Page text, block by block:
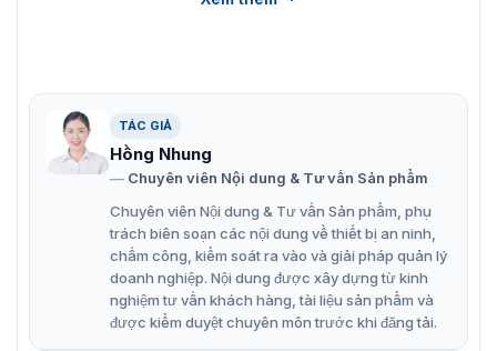
Xem ngay 6 tính năng công nghệ hiện đại được nhà sãn
xuất Bisen tích hợp vào sản phẩm BS-BZ09:
Công nghệ cảm biến thông minh: tự động phát hiện
người và mở cửa, giúp quản lý lưu lượng hiệu quả.
Vận hành nhanh chóng và hiệu quả: Tốc độ đóng/mở
nhanh chóng, xử lý được lưu lượng người lớn.
Tính năng an toàn vượt trội: Hệ thống cảm biến an
toàn phát hiện vật cản và tự động dừng.
TÁC GIẢ
Hồng Nhung
Chuyên viên Nội dung & Tư vấn Sản phẩm
Chuyên viên Nội dung & Tư vấn Sản phẩm, phụ
trách biên soạn các nội dung về thiết bị an ninh,
chấm công, kiểm soát ra vào và giải pháp quản lý
doanh nghiệp. Nội dung được xây dựng từ kinh
nghiệm tư vấn khách hàng, tài liệu sản phẩm và
được kiểm duyệt chuyên môn trước khi đăng tải.